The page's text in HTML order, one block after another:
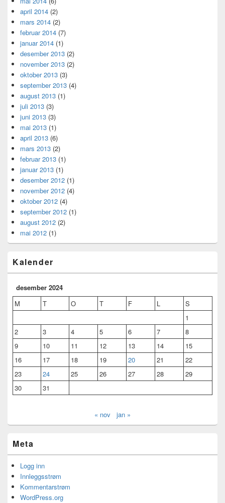
april 2014 (2)
mars 2014 (2)
februar 2014 (7)
januar 2014 (1)
desember 2013 (2)
november 2013 (2)
oktober 2013 (3)
september 2013 (4)
august 2013 (1)
juli 2013 (3)
juni 2013 (3)
mai 2013 (1)
april 2013 (6)
mars 2013 (2)
februar 2013 (1)
januar 2013 (1)
desember 2012 (1)
november 2012 (4)
oktober 2012 (4)
september 2012 (1)
august 2012 (2)
mai 2012 (1)
Kalender
desember 2024
M
T O T F L
S
1
2
3 4 5 6 7
8
9
10 11 12 13 14
15
16
17 18 19 20 21
22
23
24 25 26 27 28
29
30
31
« nov jan »
Meta
Logg inn
Innleggsstrøm
Kommentarstrøm
WordPress.org